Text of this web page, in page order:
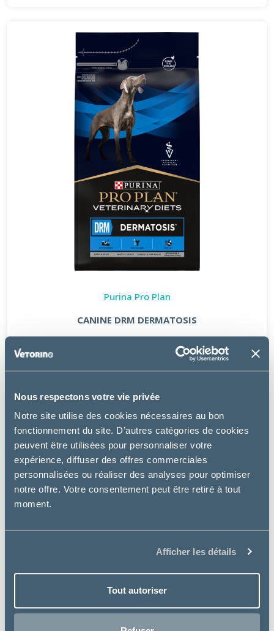
Nous respectons votre vie privée
Notre site utilise des cookies nécessaires au bon
fonctionnement du site. D’autres catégories de cookies
peuvent être utilisées pour personnaliser votre
expérience, diffuser des offres commerciales
personnalisées ou réaliser des analyses pour optimiser
notre offre. Votre consentement peut être retiré à tout
moment.
Afficher les détails
Tout autoriser
Purina Pro Plan
CANINE DRM DERMATOSIS